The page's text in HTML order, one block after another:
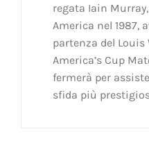
regata Iain
America nel 1987,
partenza del
America’s Cup
fermerà per
sfida più